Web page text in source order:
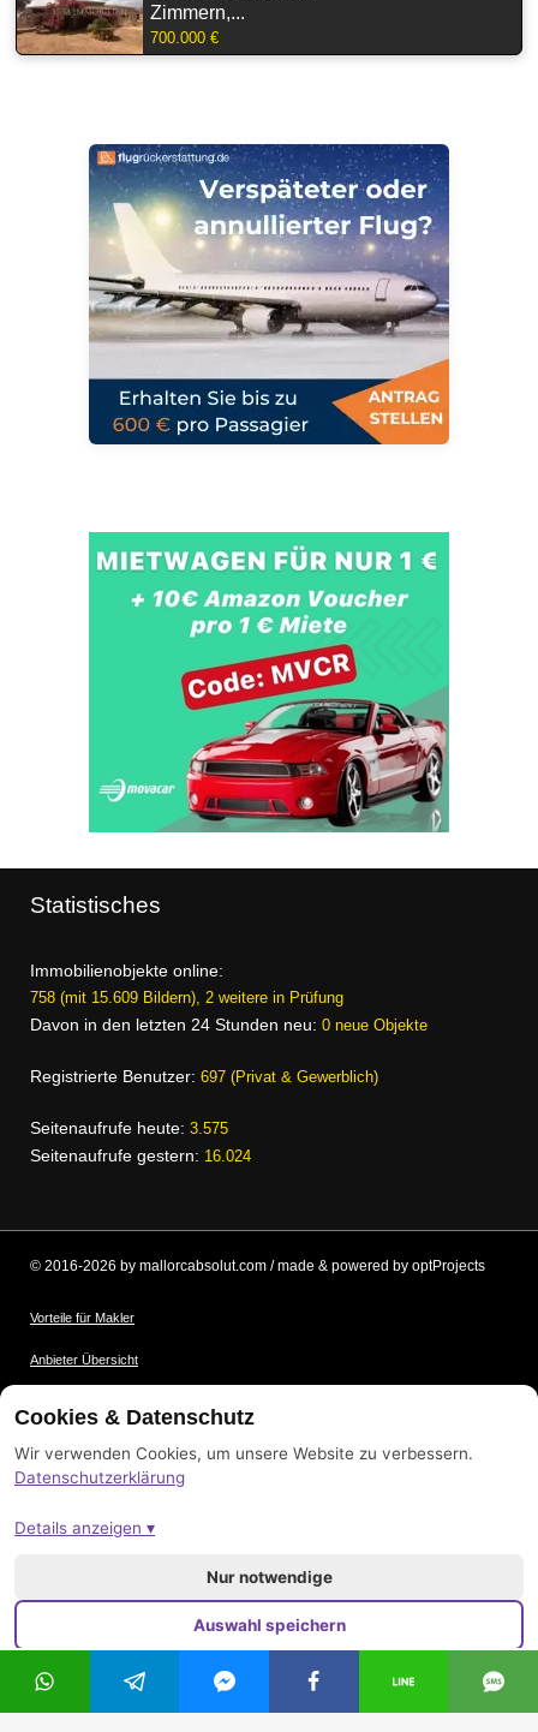
Zimmern,...
700.000 €
Statistisches
Immobilienobjekte online:
758 (mit 15.609 Bildern), 2 weitere in Prüfung
Davon in den letzten 24 Stunden neu: 0 neue Objekte
Registrierte Benutzer: 697 (Privat & Gewerblich)
Seitenaufrufe heute: 3.575
Seitenaufrufe gestern: 16.024
© 2016-2026 by mallorcabsolut.com / made & powered by optProjects
Vorteile für Makler
Anbieter Übersicht
Bildnachweis
Impressum
Cookies & Datenschutz
Wir verwenden Cookies, um unsere Website zu verbessern.
Datenschutzerklärung
Details anzeigen ▾
Nur notwendige
Auswahl speichern
Alle akzeptieren